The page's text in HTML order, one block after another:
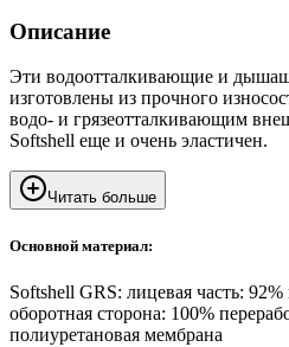
Описание
Эти водоотталкивающие и
изготовлены из прочного
водо- и грязеотталкивающим
Softshell еще и очень эластичен.
Читать больше
Основной материал:
Softshell GRS: лицевая часть: 92%
оборотная сторона: 100%
полиуретановая мембрана